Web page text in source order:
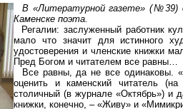
В «Литературной газете» (№39)
Каменске поэта.
Регалии: заслуженный работник
мало что значит для истинного
удостоверения и членские книжки
Пред Богом и читателем все равны…
Все равны, да не все одинаковы.
оценить и каменский читатель
столичный (в журнале «Октябрь») и
книжки, конечно, – «Живу» и